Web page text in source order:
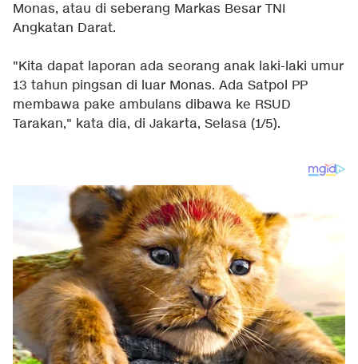
Monas, atau di seberang Markas Besar TNI
Angkatan Darat.
"Kita dapat laporan ada seorang anak laki-laki umur
13 tahun pingsan di luar Monas. Ada Satpol PP
membawa pake ambulans dibawa ke RSUD
Tarakan," kata dia, di Jakarta, Selasa (1/5).